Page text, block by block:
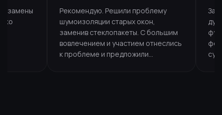
замены
Рекомендую. Решили проблему
шумоизоляции старых окон,
заменив стеклопакеты. С большим
вовлечением и участием отнеслись
к проблеме и предложили